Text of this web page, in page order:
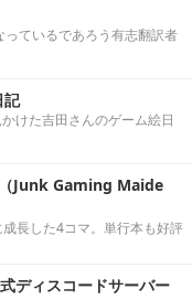
ているであろう有志翻訳者
記
けた吉田さんのゲーム絵日
（Junk Gaming Maide
長した4コマ。単行本も好評
ディスコードサーバー